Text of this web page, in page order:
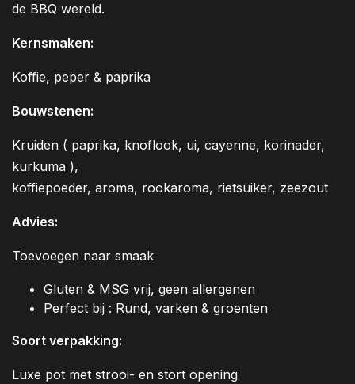
de BBQ wereld.
Kernsmaken:
Koffie, peper & paprika
Bouwstenen:
Kruiden ( paprika, knoflook, ui, cayenne, korinader,
kurkuma ),
koffiepoeder, aroma, rookaroma, rietsuiker, zeezout
Advies:
Toevoegen naar smaak
Gluten & MSG vrij, geen allergenen
Perfect bij : Rund, varken & groenten
Soort verpakking:
Luxe pot met strooi- en stort opening